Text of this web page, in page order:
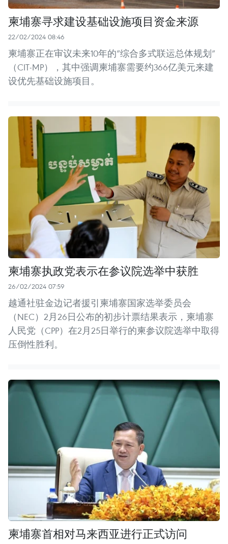
柬埔寨寻求建设基础设施项目资金来源
22/02/2024 08:46
柬埔寨正在审议未来10年的“综合多式联运总体规划”
（CIT-MP），其中强调柬埔寨需要约366亿美元来建
设优先基础设施项目。
柬埔寨执政党表示在参议院选举中获胜
26/02/2024 07:59
越通社驻金边记者援引柬埔寨国家选举委员会
（NEC）2月26日公布的初步计票结果表示，柬埔寨
人民党（CPP）在2月25日举行的柬参议院选举中取得
压倒性胜利。
柬埔寨首相对马来西亚进行正式访问